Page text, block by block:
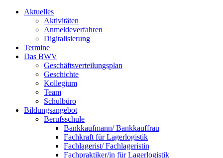
Aktuelles
Aktivitäten
Anmeldeverfahren
Digitalisierung
Termine
Das BWV
Geschäftsverteilungsplan
Geschichte
Kollegium
Team
Schulbüro
Bildungsangebot
Berufsschule
Bankkaufmann/ Bankkauffrau
Fachkraft für Lagerlogistik
Fachlagerist/ Fachlageristin
Fachpraktiker/in für Lagerlogistik